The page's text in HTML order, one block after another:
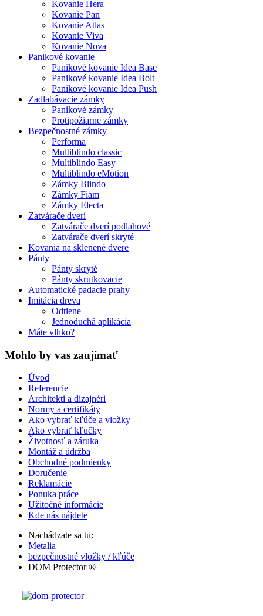
Kovanie Hera
Kovanie Pan
Kovanie Atlas
Kovanie Viva
Kovanie Nova
Panikové kovanie
Panikové kovanie Idea Base
Panikové kovanie Idea Bolt
Panikové kovanie Idea Push
Zadlabávacie zámky
Panikové zámky
Protipožiarne zámky
Bezpečnostné zámky
Performa
Multiblindo classic
Multiblindo Easy
Multiblindo eMotion
Zámky Blindo
Zámky Fiam
Zámky Electa
Zatvárače dverí
Zatvárače dverí podlahové
Zatvárače dverí skryté
Kovania na sklenené dvere
Pánty
Pánty skryté
Pánty skrutkovacie
Automatické padacie prahy
Imitácia dreva
Odtiene
Jednoduchá aplikácia
Máte vlhko?
Mohlo by vas zaujímať
Úvod
Referencie
Architekti a dizajnéri
Normy a certifikáty
Ako vybrať kľúče a vložky
Ako vybrať kľučky
Životnosť a záruka
Montáž a údržba
Obchodné podmienky
Doručenie
Reklamácie
Ponuka práce
Užitočné informácie
Kde nás nájdete
Nachádzate sa tu:
Metalia
bezpečnostné vložky / kľúče
DOM Protector ®